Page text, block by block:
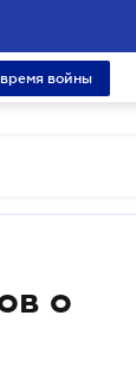
войны
о